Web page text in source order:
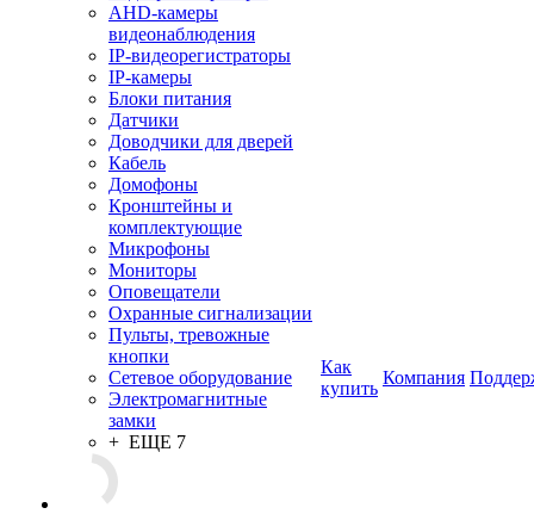
AHD-камеры
видеонаблюдения
IP-видеорегистраторы
IP-камеры
Блоки питания
Датчики
Доводчики для дверей
Кабель
Домофоны
Кронштейны и
комплектующие
Микрофоны
Мониторы
Оповещатели
Охранные сигнализации
Пульты, тревожные
кнопки
Сетевое оборудование
Электромагнитные
замки
+ ЕЩЕ 7
Как
купить
Компания